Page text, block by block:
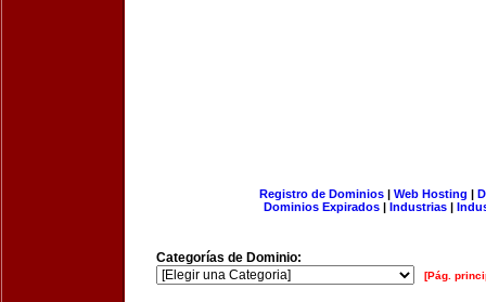
Registro de Dominios| Web Hosting |
Dominios Expirados | Industrias |
Categorías de Dominio:
[Pág.